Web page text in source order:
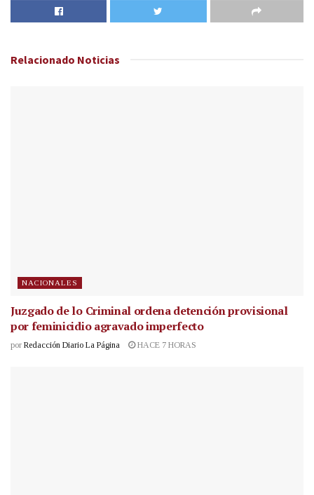
Relacionado Noticias
NACIONALES
Juzgado de lo Criminal ordena detención provisional
por feminicidio agravado imperfecto
por Redacción Diario La Página HACE 7 HORAS